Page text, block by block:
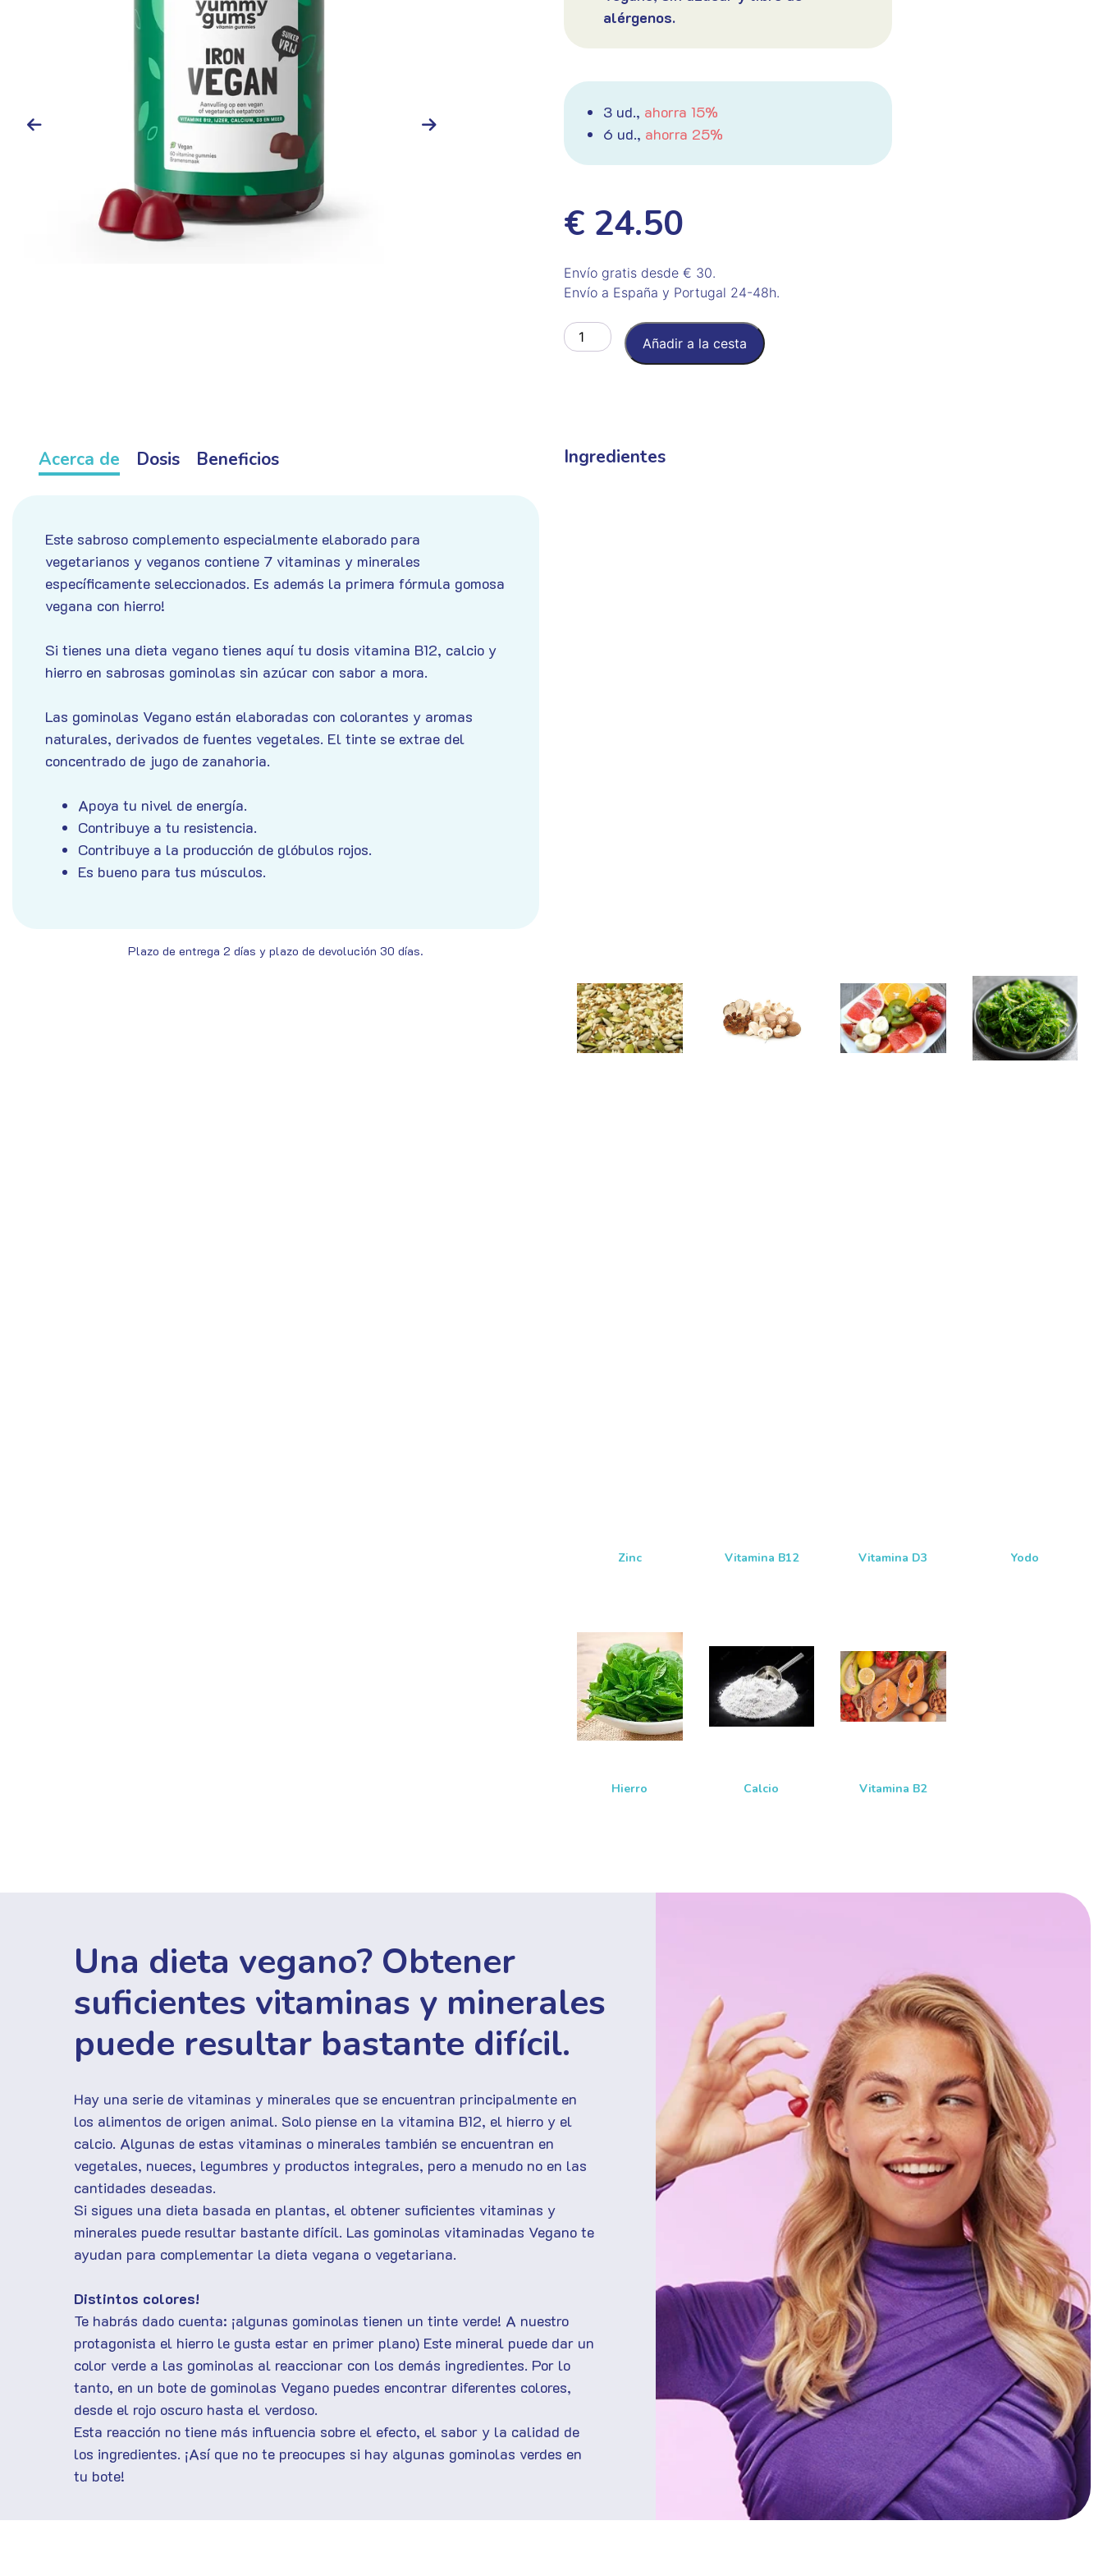
alérgenos.
3 ud., ahorra 15%
6 ud., ahorra 25%
€ 24.50
Envío gratis desde € 30.
Envío a España y Portugal 24-48h.
Vegan
cantidad
Añadir a la cesta
Acerca de Dosis Beneficios
Este sabroso complemento especialmente elaborado para
vegetarianos y veganos contiene 7 vitaminas y minerales
específicamente seleccionados. Es además la primera fórmula gomosa
vegana con hierro!
Si tienes una dieta vegano tienes aquí tu dosis vitamina B12, calcio y
hierro en sabrosas gominolas sin azúcar con sabor a mora.
Las gominolas Vegano están elaboradas con colorantes y aromas
naturales, derivados de fuentes vegetales. El tinte se extrae del
concentrado de jugo de zanahoria.
Apoya tu nivel de energía.
Contribuye a tu resistencia.
Contribuye a la producción de glóbulos rojos.
Es bueno para tus músculos.
Plazo de entrega 2 días y plazo de devolución 30 días.
Ingredientes
Zinc Vitamina B12 Vitamina D3 Yodo
Hierro Calcio Vitamina B2
Una dieta vegano? Obtener
suficientes vitaminas y minerales
puede resultar bastante difícil.
Hay una serie de vitaminas y minerales que se encuentran principalmente en
los alimentos de origen animal. Solo piense en la vitamina B12, el hierro y el
calcio. Algunas de estas vitaminas o minerales también se encuentran en
vegetales, nueces, legumbres y productos integrales, pero a menudo no en las
cantidades deseadas.
Si sigues una dieta basada en plantas, el obtener suficientes vitaminas y
minerales puede resultar bastante difícil. Las gominolas vitaminadas Vegano te
ayudan para complementar la dieta vegana o vegetariana.
Distintos colores!
Te habrás dado cuenta: ¡algunas gominolas tienen un tinte verde! A nuestro
protagonista el hierro le gusta estar en primer plano) Este mineral puede dar un
color verde a las gominolas al reaccionar con los demás ingredientes. Por lo
tanto, en un bote de gominolas Vegano puedes encontrar diferentes colores,
desde el rojo oscuro hasta el verdoso.
Esta reacción no tiene más influencia sobre el efecto, el sabor y la calidad de
los ingredientes. ¡Así que no te preocupes si hay algunas gominolas verdes en
tu bote!